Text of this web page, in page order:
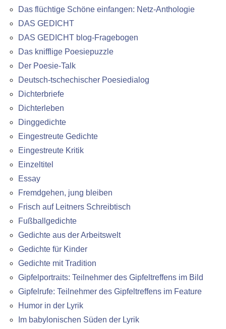
Das flüchtige Schöne einfangen: Netz-Anthologie
DAS GEDICHT
DAS GEDICHT blog-Fragebogen
Das knifflige Poesiepuzzle
Der Poesie-Talk
Deutsch-tschechischer Poesiedialog
Dichterbriefe
Dichterleben
Dinggedichte
Eingestreute Gedichte
Eingestreute Kritik
Einzeltitel
Essay
Fremdgehen, jung bleiben
Frisch auf Leitners Schreibtisch
Fußballgedichte
Gedichte aus der Arbeitswelt
Gedichte für Kinder
Gedichte mit Tradition
Gipfelportraits: Teilnehmer des Gipfeltreffens im Bild
Gipfelrufe: Teilnehmer des Gipfeltreffens im Feature
Humor in der Lyrik
Im babylonischen Süden der Lyrik